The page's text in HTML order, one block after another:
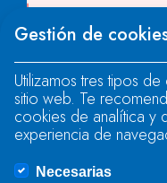
"text".
Se produjo un
"text".
Gestión de
Utilizamos tres tipos
sitio web. Te
cookies de analítica y
experiencia de
Necesarias